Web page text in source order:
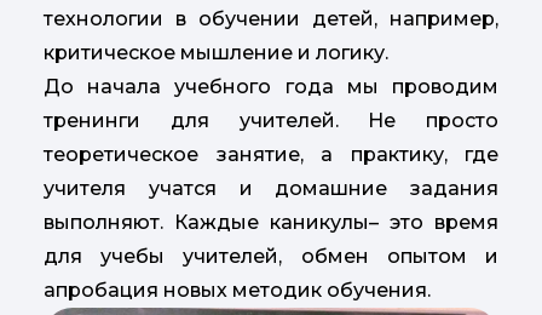
технологии в обучении детей, например,
критическое мышление и логику.
До начала учебного года мы проводим
тренинги для учителей. Не просто
теоретическое занятие, а практику, где
учителя учатся и домашние задания
выполняют. Каждые каникулы– это время
для учебы учителей, обмен опытом и
апробация новых методик обучения.